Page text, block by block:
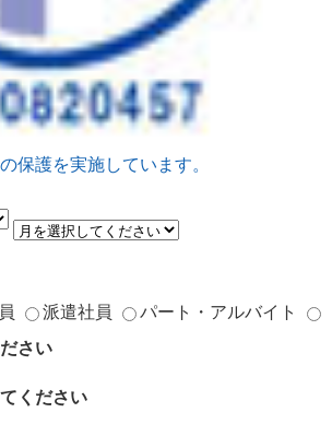
保護を実施しています。
派遣社員
パート・アルバイト
さい
ください